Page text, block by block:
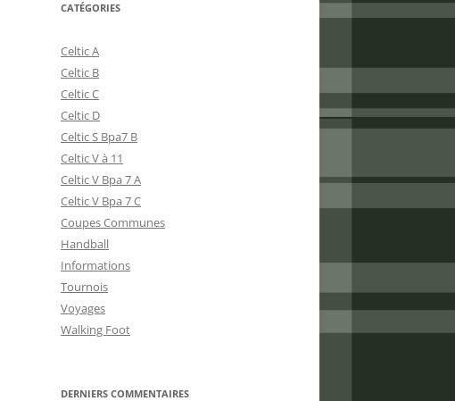
CATÉGORIES
Celtic A
Celtic B
Celtic C
Celtic D
Celtic S Bpa7 B
Celtic V à 11
Celtic V Bpa 7 A
Celtic V Bpa 7 C
Coupes Communes
Handball
Informations
Tournois
Voyages
Walking Foot
DERNIERS COMMENTAIRES